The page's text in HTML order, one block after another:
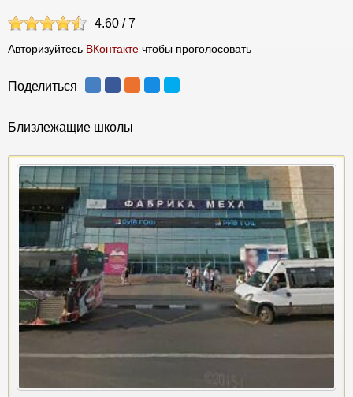
4.60 /7
Авторизуйтесь ВКонтакте чтобы проголосовать
Поделиться
Близлежащие школы